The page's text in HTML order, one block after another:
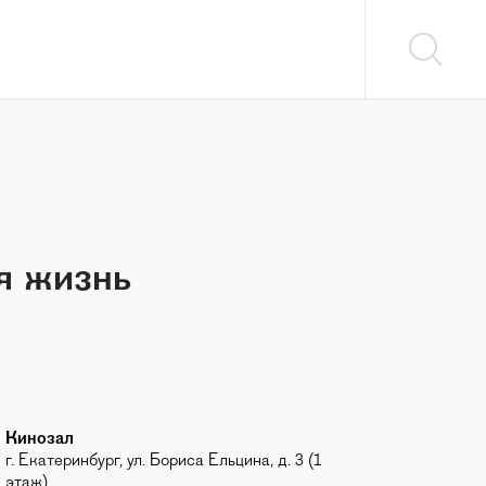
жизнь
Кинозал
г. Екатеринбург, ул. Бориса Ельцина, д. 3 (1